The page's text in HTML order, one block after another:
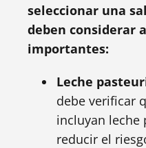
seleccionar una
deben considerar
importantes:
Leche
debe verificar
incluyan leche
reducir el